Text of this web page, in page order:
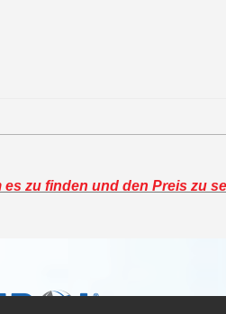
zu finden und den Preis zu